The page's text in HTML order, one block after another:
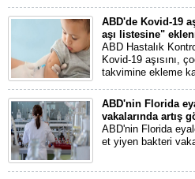
ABD'de Kovid-19
aşı listesine"
ABD Hastalık
Kovid-19 aşısını,
takvimine ekleme
ABD'nin Florida
vakalarında artış
ABD'nin Florida
et yiyen bakteri